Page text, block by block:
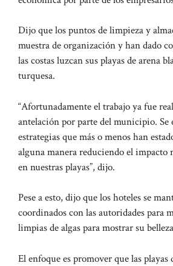
Dijo que los puntos de limpieza y
muestra de organización y han dado
las costas luzcan sus playas de arena
turquesa.
“Afortunadamente el trabajo ya fue
antelación por parte del municipio. Se
estrategias que más o menos han
alguna manera reduciendo el impacto
en nuestras playas”, dijo.
Pese a esto, dijo que los hoteles se
coordinados con las autoridades para
limpias de algas para mostrar su
El enfoque es promover que las